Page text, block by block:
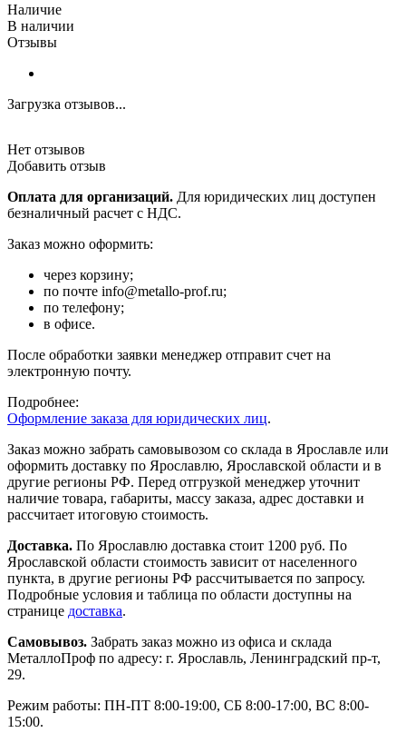
Наличие
В наличии
Отзывы
Загрузка отзывов...
Нет отзывов
Добавить отзыв
Оплата для организаций. Для юридических лиц доступен
безналичный расчет с НДС.
Заказ можно оформить:
через корзину;
по почте info@metallo-prof.ru;
по телефону;
в офисе.
После обработки заявки менеджер отправит счет на
электронную почту.
Подробнее:
Оформление заказа для юридических лиц.
Заказ можно забрать самовывозом со склада в Ярославле или
оформить доставку по Ярославлю, Ярославской области и в
другие регионы РФ. Перед отгрузкой менеджер уточнит
наличие товара, габариты, массу заказа, адрес доставки и
рассчитает итоговую стоимость.
Доставка. По Ярославлю доставка стоит 1200 руб. По
Ярославской области стоимость зависит от населенного
пункта, в другие регионы РФ рассчитывается по запросу.
Подробные условия и таблица по области доступны на
странице доставка.
Самовывоз. Забрать заказ можно из офиса и склада
МеталлоПроф по адресу: г. Ярославль, Ленинградский пр-т,
29.
Режим работы: ПН-ПТ 8:00-19:00, СБ 8:00-17:00, ВС 8:00-
15:00.